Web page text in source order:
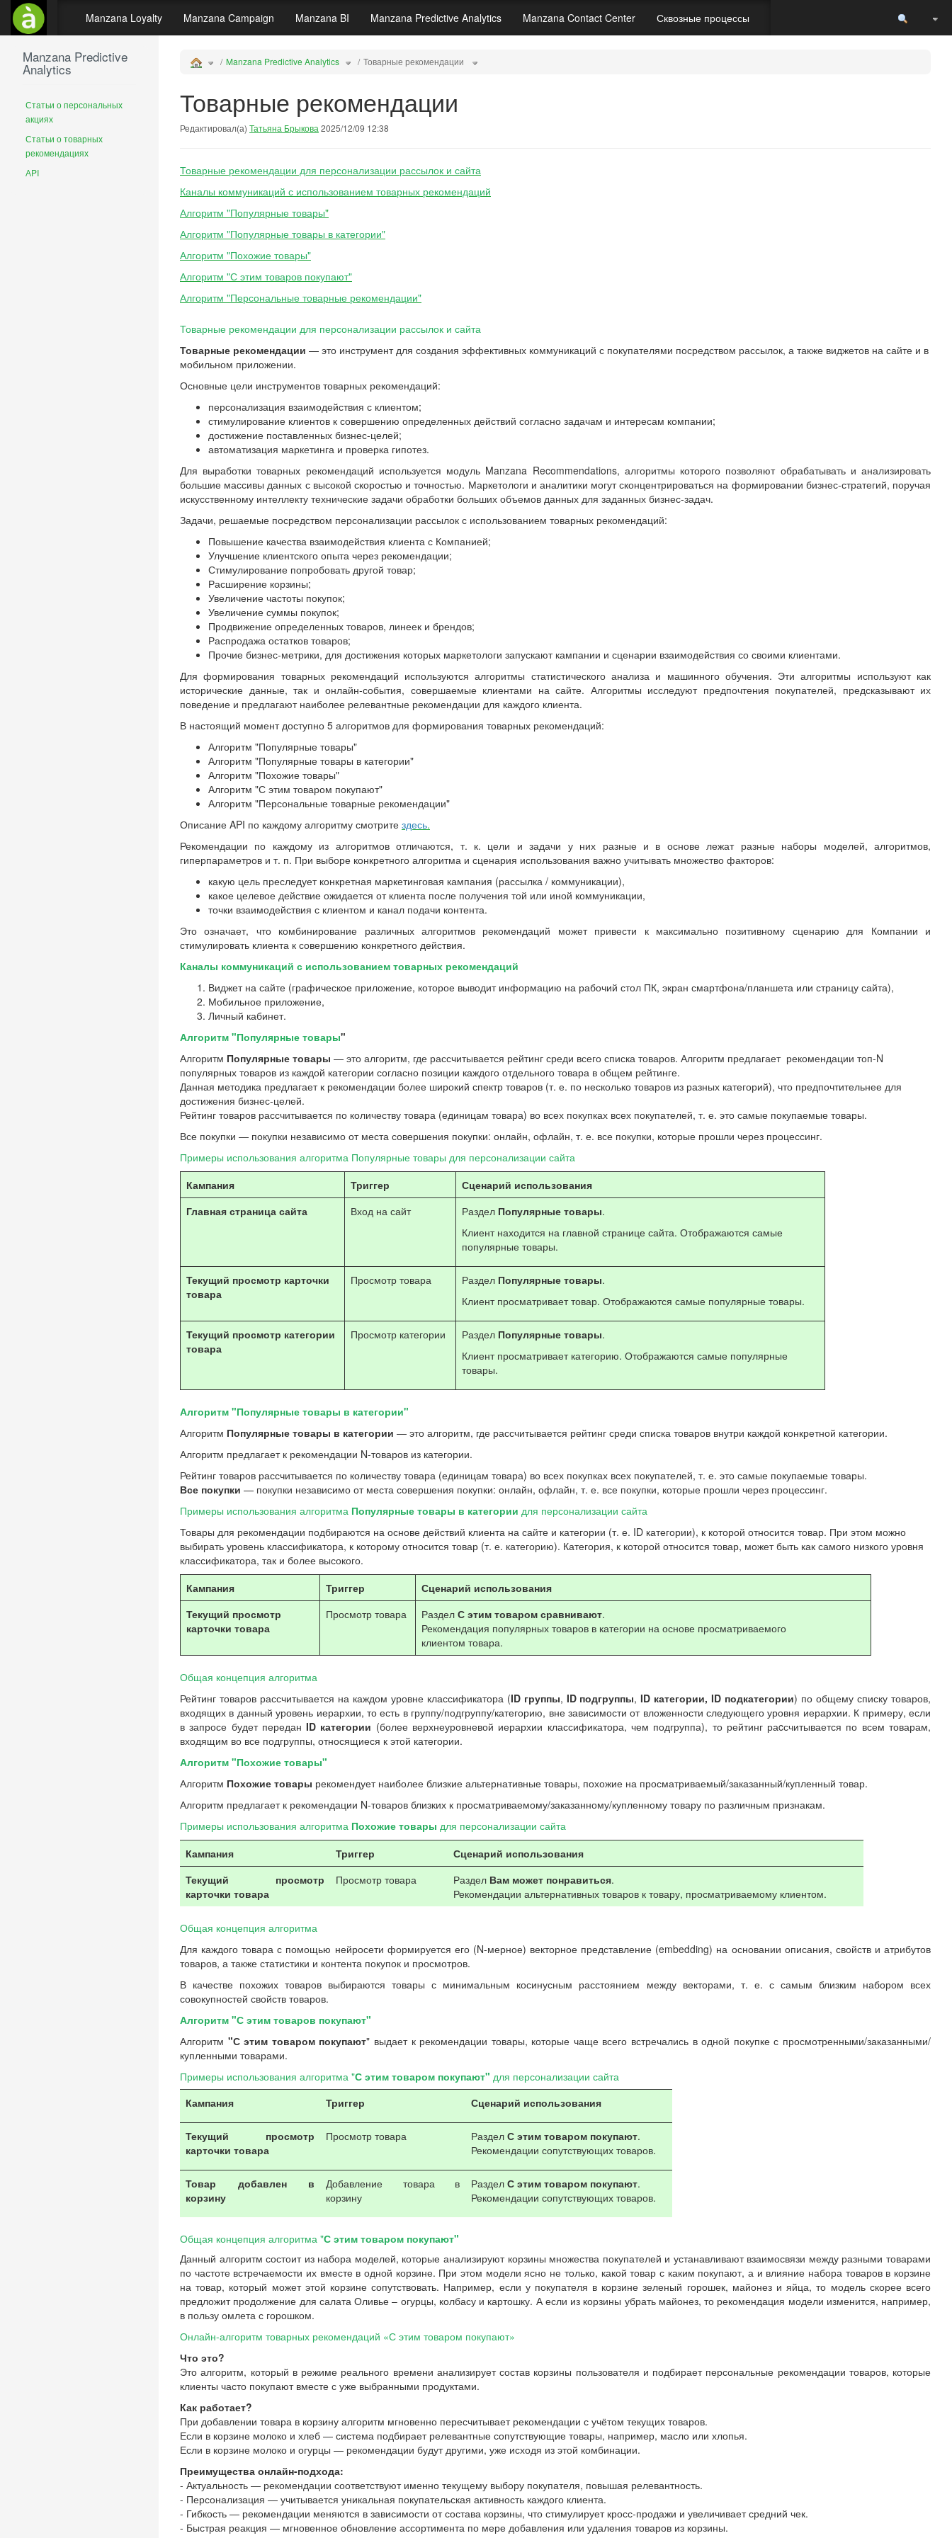
Manzana Loyalty Manzana Campaign Manzana BI Manzana Predictive Analytics Manzana Contact Center Сквозные процессы
Manzana Predictive Analytics Товарные рекомендации
Товарные рекомендации
Редактировал(а) Татьяна Брыкова 2025/12/09 12:38
Товарные рекомендации для персонализации рассылок и сайта
Каналы коммуникаций с использованием товарных рекомендаций
Алгоритм "Популярные товары"
Алгоритм "Популярные товары в категории"
Алгоритм "Похожие товары"
Алгоритм "С этим товаров покупают"
Алгоритм "Персональные товарные рекомендации"
Товарные рекомендации для персонализации рассылок и сайта
Товарные рекомендации — это инструмент для создания эффективных коммуникаций с покупателями посредством рассылок, а также виджетов на сайте и в
мобильном приложении.
Основные цели инструментов товарных рекомендаций:
персонализация взаимодействия с клиентом;
стимулирование клиентов к совершению определенных действий согласно задачам и интересам компании;
достижение поставленных бизнес-целей;
автоматизация маркетинга и проверка гипотез.
Для выработки товарных рекомендаций используется модуль Manzana Recommendations, алгоритмы которого позволяют обрабатывать и анализировать
большие массивы данных с высокой скоростью и точностью. Маркетологи и аналитики могут сконцентрироваться на формировании бизнес-стратегий, поручая
искусственному интеллекту технические задачи обработки больших объемов данных для заданных бизнес-задач.
Задачи, решаемые посредством персонализации рассылок с использованием товарных рекомендаций:
Повышение качества взаимодействия клиента с Компанией;
Улучшение клиентского опыта через рекомендации;
Стимулирование попробовать другой товар;
Расширение корзины;
Увеличение частоты покупок;
Увеличение суммы покупок;
Продвижение определенных товаров, линеек и брендов;
Распродажа остатков товаров;
Прочие бизнес-метрики, для достижения которых маркетологи запускают кампании и сценарии взаимодействия со своими клиентами.
Для формирования товарных рекомендаций используются алгоритмы статистического анализа и машинного обучения. Эти алгоритмы используют как
исторические данные, так и онлайн-события, совершаемые клиентами на сайте. Алгоритмы исследуют предпочтения покупателей, предсказывают их
поведение и предлагают наиболее релевантные рекомендации для каждого клиента.
В настоящий момент доступно 5 алгоритмов для формирования товарных рекомендаций:
Алгоритм "Популярные товары"
Алгоритм "Популярные товары в категории"
Алгоритм "Похожие товары"
Алгоритм "С этим товаром покупают"
Алгоритм "Персональные товарные рекомендации"
Описание API по каждому алгоритму смотрите здесь.
Рекомендации по каждому из алгоритмов отличаются, т. к. цели и задачи у них разные и в основе лежат разные наборы моделей, алгоритмов,
гиперпараметров и т. п. При выборе конкретного алгоритма и сценария использования важно учитывать множество факторов:
какую цель преследует конкретная маркетинговая кампания (рассылка / коммуникации),
какое целевое действие ожидается от клиента после получения той или иной коммуникации,
точки взаимодействия с клиентом и канал подачи контента.
Это означает, что комбинирование различных алгоритмов рекомендаций может привести к максимально позитивному сценарию для Компании и
стимулировать клиента к совершению конкретного действия.
Каналы коммуникаций с использованием товарных рекомендаций
Виджет на сайте (графическое приложение, которое выводит информацию на рабочий стол ПК, экран смартфона/планшета или страницу сайта),
Мобильное приложение,
Личный кабинет.
Алгоритм "Популярные товары"
Алгоритм Популярные товары — это алгоритм, где рассчитывается рейтинг среди всего списка товаров. Алгоритм предлагает рекомендации топ-N
популярных товаров из каждой категории согласно позиции каждого отдельного товара в общем рейтинге.
Данная методика предлагает к рекомендации более широкий спектр товаров (т. е. по несколько товаров из разных категорий), что предпочтительнее для
достижения бизнес-целей.
Рейтинг товаров рассчитывается по количеству товара (единицам товара) во всех покупках всех покупателей, т. е. это самые покупаемые товары.
Все покупки — покупки независимо от места совершения покупки: онлайн, офлайн, т. е. все покупки, которые прошли через процессинг.
Примеры использования алгоритма Популярные товары для персонализации сайта
Кампания
Триггер
Сценарий использования
Главная страница сайта
Вход на сайт Раздел Популярные товары.
Клиент находится на главной странице сайта. Отображаются самые
популярные товары.
Текущий просмотр карточки
товара
Просмотр товара Раздел Популярные товары.
Клиент просматривает товар. Отображаются самые популярные товары.
Текущий просмотр категории
товара
Просмотр категории Раздел Популярные товары.
Клиент просматривает категорию. Отображаются самые популярные
товары.
Алгоритм "Популярные товары в категории"
Алгоритм Популярные товары в категории — это алгоритм, где рассчитывается рейтинг среди списка товаров внутри каждой конкретной категории.
Алгоритм предлагает к рекомендации N-товаров из категории.
Рейтинг товаров рассчитывается по количеству товара (единицам товара) во всех покупках всех покупателей, т. е. это самые покупаемые товары.
Все покупки — покупки независимо от места совершения покупки: онлайн, офлайн, т. е. все покупки, которые прошли через процессинг.
Примеры использования алгоритма Популярные товары в категории для персонализации сайта
Товары для рекомендации подбираются на основе действий клиента на сайте и категории (т. е. ID категории), к которой относится товар. При этом можно
выбирать уровень классификатора, к которому относится товар (т. е. категорию). Категория, к которой относится товар, может быть как самого низкого уровня
классификатора, так и более высокого.
Кампания
Триггер
Сценарий использования
Текущий просмотр
карточки товара
Просмотр товара Раздел С этим товаром сравнивают.
Рекомендация популярных товаров в категории на основе просматриваемого
клиентом товара.
Общая концепция алгоритма
Рейтинг товаров рассчитывается на каждом уровне классификатора (ID группы, ID подгруппы,ID категории, ID подкатегории) по общему списку товаров,
входящих в данный уровень иерархии, то есть в группу/подгруппу/категорию, вне зависимости от вложенности следующего уровня иерархии. К примеру, если
в запросе будет переданID категории (более верхнеуровневой иерархии классификатора, чем подгруппа), то рейтинг раcсчитывается по всем товарам,
входящим во все подгруппы, относящиеся к этой категории.
Алгоритм "Похожие товары"
Алгоритм Похожие товары рекомендует наиболее близкие альтернативные товары, похожие на просматриваемый/заказанный/купленный товар.
Алгоритм предлагает к рекомендации N-товаров близких к просматриваемому/заказанному/купленному товару по различным признакам.
Примеры использования алгоритма Похожие товары для персонализации сайта
Кампания
Триггер
Сценарий использования
Текущий просмотр
карточки товара
Просмотр товара Раздел Вам может понравиться.
Рекомендации альтернативных товаров к товару, просматриваемому клиентом.
Общая концепция алгоритма
Для каждого товара с помощью нейросети формируется его (N-мерное) векторное представление (embedding) на основании описания, свойств и атрибутов
товаров, а также статистики и контента покупок и просмотров.
В качестве похожих товаров выбираются товары с минимальным косинусным расстоянием между векторами, т. е. с самым близким набором всех
совокупностей свойств товаров.
Алгоритм "С этим товаров покупают"
Алгоритм "С этим товаром покупают" выдает к рекомендации товары, которые чаще всего встречались в одной покупке с просмотренными/заказанными/
купленными товарами.
Примеры использования алгоритма "С этим товаром покупают" для персонализации сайта
Кампания
Триггер Сценарий использования
Текущий просмотр
карточки товара
Просмотр товара Раздел С этим товаром покупают.
Рекомендации сопутствующих товаров.
Товар добавлен в
корзину
Добавление товара в
корзину
Раздел С этим товаром покупают.
Рекомендации сопутствующих товаров.
Общая концепция алгоритма "С этим товаром покупают"
Данный алгоритм состоит из набора моделей, которые анализируют корзины множества покупателей и устанавливают взаимосвязи между разными товарами
по частоте встречаемости их вместе в одной корзине. При этом модели ясно не только, какой товар с каким покупают, а и влияние набора товаров в корзине
на товар, который может этой корзине сопутствовать. Например, если у покупателя в корзине зеленый горошек, майонез и яйца, то модель скорее всего
предложит продолжение для салата Оливье – огурцы, колбасу и картошку. А если из корзины убрать майонез, то рекомендация модели изменится, например,
в пользу омлета с горошком.
Онлайн-алгоритм товарных рекомендаций «С этим товаром покупают»
Что это?
Это алгоритм, который в режиме реального времени анализирует состав корзины пользователя и подбирает персональные рекомендации товаров, которые
клиенты часто покупают вместе с уже выбранными продуктами.
Как работает?
При добавлении товара в корзину алгоритм мгновенно пересчитывает рекомендации с учётом текущих товаров.
Если в корзине молоко и хлеб — система подбирает релевантные сопутствующие товары, например, масло или хлопья.
Если в корзине молоко и огурцы — рекомендации будут другими, уже исходя из этой комбинации.
Преимущества онлайн-подхода:
- Актуальность — рекомендации соответствуют именно текущему выбору покупателя, повышая релевантность.
- Персонализация — учитывается уникальная покупательская активность каждого клиента.
- Гибкость — рекомендации меняются в зависимости от состава корзины, что стимулирует кросс-продажи и увеличивает средний чек.
- Быстрая реакция — мгновенное обновление ассортимента по мере добавления или удаления товаров из корзины.
Manzana Predictive
Analytics
Статьи о персональных
акциях
Статьи о товарных
рекомендациях
АPI